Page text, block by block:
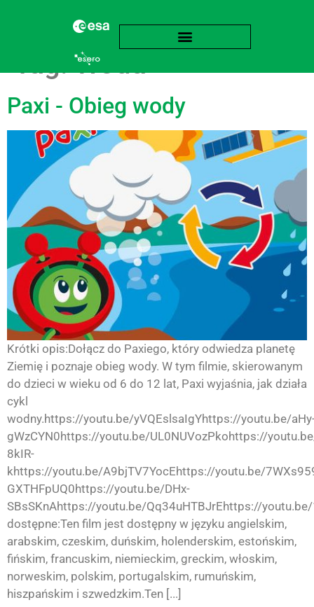
Tag:Woda
Paxi - Obieg wody
Krótki opis:Dołącz do Paxiego, który odwiedza planetę
Ziemię i poznaje obieg wody. W tym filmie, skierowanym
do dzieci w wieku od 6 do 12 lat, Paxi wyjaśnia, jak działa
cykl
wodny.https://youtu.be/yVQEslsaIgYhttps://youtu.be/
gWzCYN0https://youtu.be/UL0NUVozPkohttps://
8kIR-
khttps://youtu.be/A9bjTV7YocEhttps://youtu.be/
GXTHFpUQ0https://youtu.be/DHx-
SBsSKnAhttps://youtu.be/Qq34uHTBJrEhttps://
dostępne:Ten film jest dostępny w języku angielskim,
arabskim, czeskim, duńskim, holenderskim, estońskim,
fińskim, francuskim, niemieckim, greckim, włoskim,
norweskim, polskim, portugalskim, rumuńskim,
hiszpańskim i szwedzkim.Ten [...]